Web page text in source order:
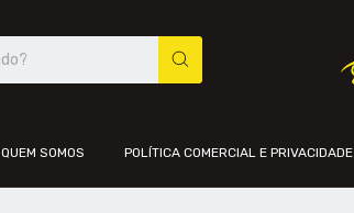
QUEM SOMOS POLÍTICA COMERCIAL E PRIVACIDADE